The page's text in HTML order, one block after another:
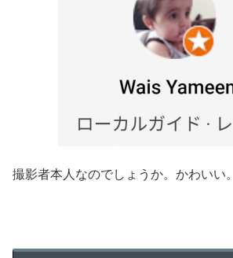
撮影者本人なのでしょうか。かわいい。